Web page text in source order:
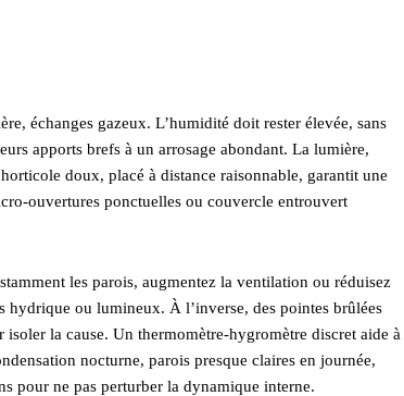
échanges gazeux. L’humidité doit rester élevée, sans
apports brefs à un arrosage abondant. La lumière,
doux, placé à distance raisonnable, garantit une
ponctuelles ou couvercle entrouvert
les parois, augmentez la ventilation ou réduisez
hydrique ou lumineux. À l’inverse, des pointes brûlées
la cause. Un thermomètre‑hygromètre discret aide à
nocturne, parois presque claires en journée,
pour ne pas perturber la dynamique interne.